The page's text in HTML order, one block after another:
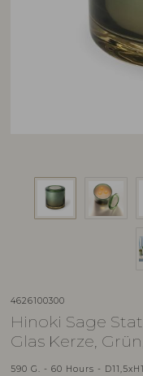
4626100300
Hinoki Sage
Glas Kerze,
590 G. - 60 Hours -